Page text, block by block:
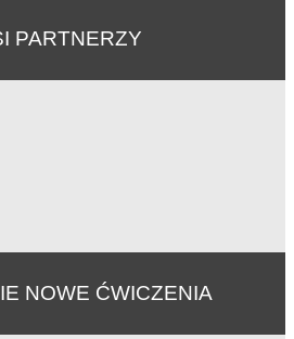
PARTNERZY
NOWE ĆWICZENIA